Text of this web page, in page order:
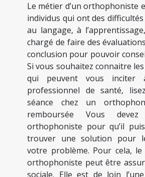
Le métier d’un orthophoniste
individus qui ont des
au langage, à
chargé de faire des
conclusion pour pouvoir
Si vous souhaitez connaitre
qui peuvent vous inciter
professionnel de santé,
séance chez un
remboursée Vous
orthophoniste pour qu’il
trouver une solution pour
votre problème. Pour cela,
orthophoniste peut être
sociale. Elle est de loin